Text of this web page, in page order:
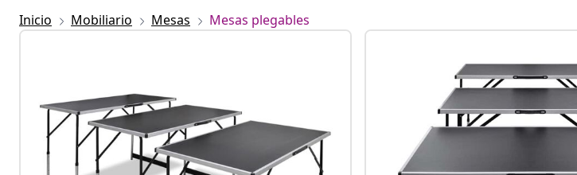
Inicio Mobiliario Mesas Mesas plegables